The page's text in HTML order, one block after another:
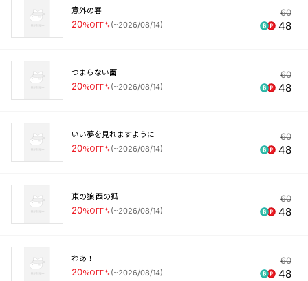
意外の客
20%OFF (~2026/08/14)
60
48
つまらない面
20%OFF (~2026/08/14)
60
48
いい夢を見れますように
20%OFF (~2026/08/14)
60
48
東の狼 西の狐
20%OFF (~2026/08/14)
60
48
わあ！
20%OFF (~2026/08/14)
60
48